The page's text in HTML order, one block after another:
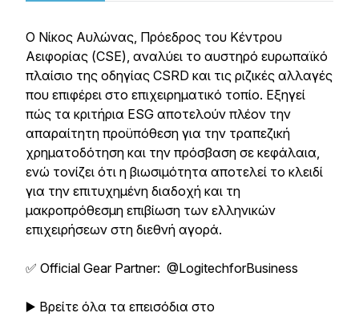
Ο Νίκος Αυλώνας, Πρόεδρος του Κέντρου
Αειφορίας (CSE), αναλύει το αυστηρό ευρωπαϊκό
πλαίσιο της οδηγίας CSRD και τις ριζικές αλλαγές
που επιφέρει στο επιχειρηματικό τοπίο. Εξηγεί
πώς τα κριτήρια ESG αποτελούν πλέον την
απαραίτητη προϋπόθεση για την τραπεζική
χρηματοδότηση και την πρόσβαση σε κεφάλαια,
ενώ τονίζει ότι η βιωσιμότητα αποτελεί το κλειδί
για την επιτυχημένη διαδοχή και τη
μακροπρόθεσμη επιβίωση των ελληνικών
επιχειρήσεων στη διεθνή αγορά.
✅ Official Gear Partner: @LogitechforBusiness
▶️ Βρείτε όλα τα επεισόδια στο